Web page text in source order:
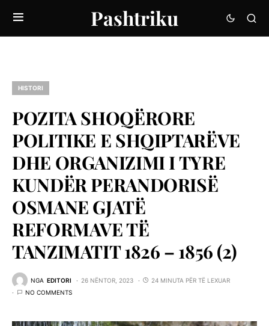
Pashtriku
HISTORI
POZITA SHOQËRORE
POLITIKE E SHQIPTARËVE
DHE ORGANIZIMI I TYRE
KUNDËR PERANDORISË
OSMANE GJATË
REFORMAVE TË
TANZIMATIT 1826 – 1856 (2)
NGA EDITORI 26 NËNTOR, 2023
24 MINUTA PËR TË LEXUAR
NO COMMENTS